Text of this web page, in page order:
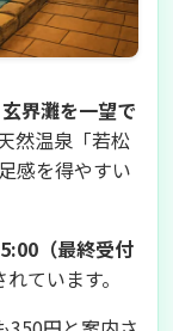
玄界灘を一望で
然温泉「若松
感を得やすい
（最終受付
れています。